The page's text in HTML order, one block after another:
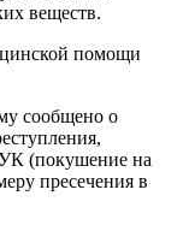
веществ.
помощи
сообщено о
УК (покушение на
пресечения в